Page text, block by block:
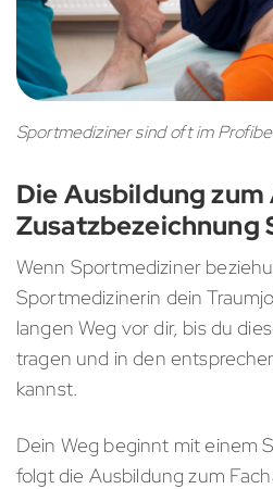
Sportmediziner sind oft im
Die Ausbildung
Zusatzbezeichnung
Wenn Sportmediziner
Sportmedizinerin dein
langen Weg vor dir, bis du
tragen und in den
kannst.
Dein Weg beginnt mit einem
folgt die Ausbildung zum